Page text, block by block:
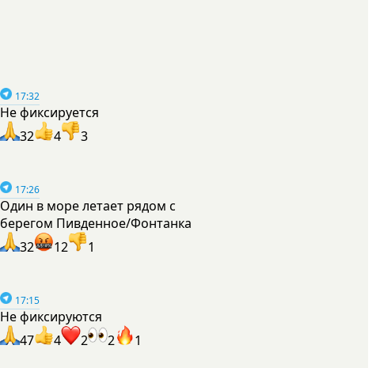
17:32
Не фиксируется
32
4 3
17:26
Один в море летает рядом с
берегом Пивденное/Фонтанка
32
12 1
17:15
Не фиксируются
47
4 2 2 1